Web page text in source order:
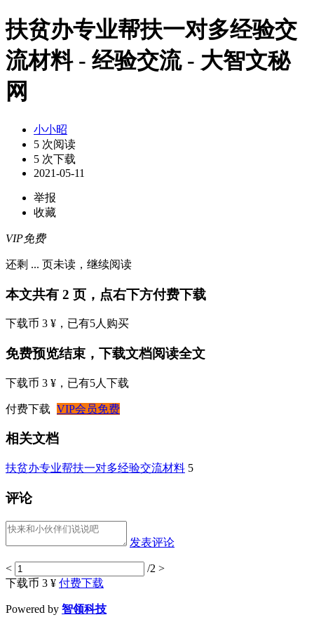
扶贫办专业帮扶一对多经验交
流材料 - 经验交流 - 大智文秘
网
小小昭
5 次阅读
5 次下载
2021-05-11
举报
收藏
VIP免费
还剩 ... 页未读， 继续阅读
本文共有 2 页，点右下方付费下载
下载币 3 ¥ ，已有5人购买
免费预览结束，下载文档阅读全文
下载币 3 ¥ ，已有5人下载
付费下载 VIP会员免费
相关文档
扶贫办专业帮扶一对多经验交流材料 5
评论
发表评论
< /2 >
下载币 3 ¥ 付费下载
Powered by 智领科技